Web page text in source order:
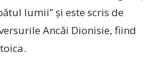
lumii” și este scris de
Ancăi Dionisie, fiind